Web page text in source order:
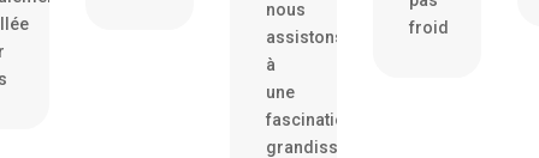
nous
assistons
une
fascination
grandissante
froid